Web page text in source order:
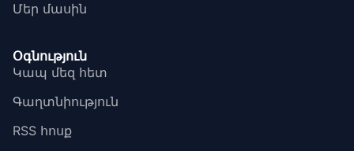
Մեր մասին
Օգնություն
Կապ մեզ հետ
Գաղտնիություն
RSS հոսք